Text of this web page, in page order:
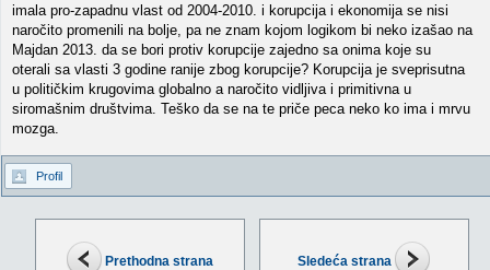
Prethodna strana Sledeća strana
imala pro-zapadnu vlast od 2004-2010. i korupcija i ekonomija se nisi
naročito promenili na bolje, pa ne znam kojom logikom bi neko izašao na
Majdan 2013. da se bori protiv korupcije zajedno sa onima koje su
oterali sa vlasti 3 godine ranije zbog korupcije? Korupcija je sveprisutna
u političkim krugovima globalno a naročito vidljiva i primitivna u
siromašnim društvima. Teško da se na te priče peca neko ko ima i mrvu
mozga.
Profil